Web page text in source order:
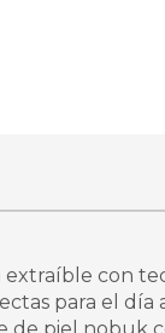
extraíble con
para el día
de piel nobuk